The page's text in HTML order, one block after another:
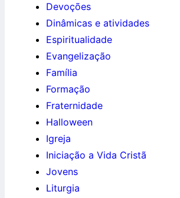
Devoções
Dinâmicas e atividades
Espiritualidade
Evangelização
Família
Formação
Fraternidade
Halloween
Igreja
Iniciação a Vida Cristã
Jovens
Liturgia